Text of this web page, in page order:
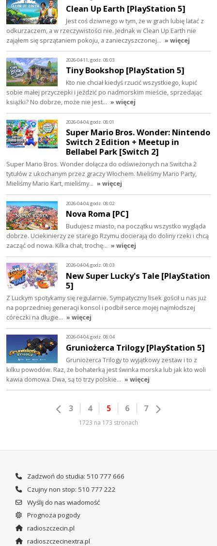
Clean Up Earth [PlayStation 5]
Jest coś dziwnego w tym, że w grach lubię latać z
odkurzaczem, a w rzeczywistości nie. Jednak w Clean Up Earth nie
zająłem się sprzątaniem pokoju, a zanieczyszczonej… » więcej
2026-04-11, godz. 08:03
Tiny Bookshop [PlayStation 5]
Kto nie chciał kiedyś rzucić wszystkiego, kupić
sobie małej przyczepki i jeździć po nadmorskim mieście, sprzedając
książki? No dobrze, może nie jest… » więcej
2026-04-04, godz. 08:01
Super Mario Bros. Wonder: Nintendo
Switch 2 Edition + Meetup in
Bellabel Park [Switch 2]
Super Mario Bros. Wonder dołącza do odświeżonych na Switcha 2
tytułów z ukochanym przez graczy Włochem. Mieliśmy Mario Party,
Mieliśmy Mario Kart, mieliśmy… » więcej
2026-04-04, godz. 08:02
Nova Roma [PC]
Budujesz miasto, na początku wszystko wygląda
dobrze. Uciekinierzy ze starego Rzymu docierają do doliny rzeki i chcą
zacząć od nowa. Kilka chat, trochę… » więcej
2026-04-04, godz. 08:03
New Super Lucky's Tale [PlayStation
5]
Z Luckym spotykamy się regularnie. Sympatyczny lisek gościł u nas już
na poprzedniej generacji konsol i podbił serce mojej najmłodszej
córeczki na długie… » więcej
2026-04-04, godz. 08:04
Gruniożerca Trilogy [PlayStation 5]
Gruniożerca Trilogy to wyjątkowy zestaw i to z
kilku powodów. Raz, że bohaterką jest świnka morska lub jak kto woli
kawia domowa. Dwa, są to trzy polskie… » więcej
3 4 5 6 7
1723 na 173 stronach
Zadzwoń do studia: 510 777 666
Czujny non stop: 510 777 222
Wyślij do nas wiadomość
Prognoza pogody
radioszczecin.pl
radioszczecinextra.pl